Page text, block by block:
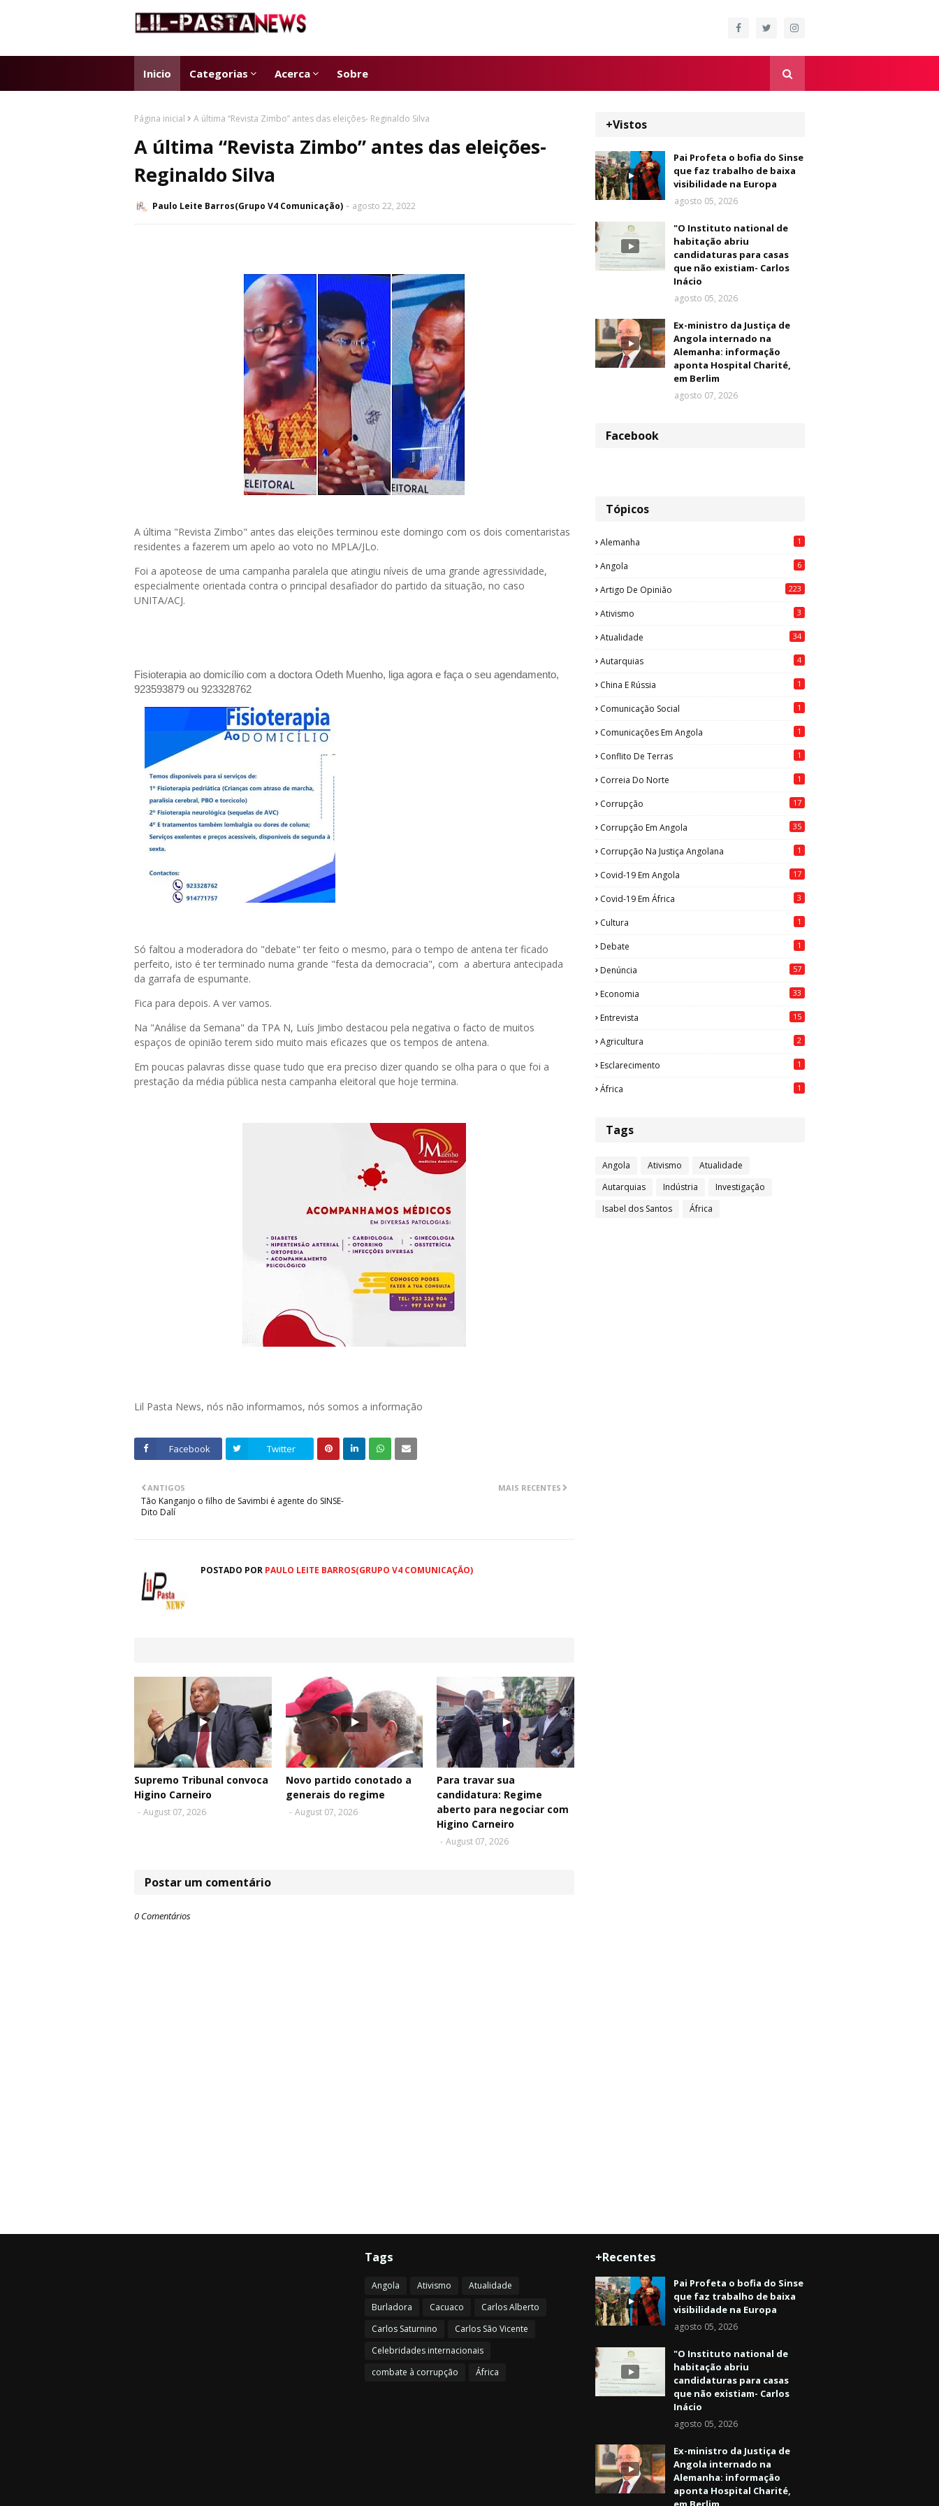
Inicio Categorias Acerca Sobre
Página inicial A última “Revista Zimbo” antes das eleições- Reginaldo Silva
A última “Revista Zimbo” antes das eleições-
Reginaldo Silva
Paulo Leite Barros(Grupo V4 Comunicação) agosto 22, 2022
A última "Revista Zimbo" antes das eleições terminou este domingo com os dois comentaristas
residentes a fazerem um apelo ao voto no MPLA/JLo.
Foi a apoteose de uma campanha paralela que atingiu níveis de uma grande agressividade,
especialmente orientada contra o principal desafiador do partido da situação, no caso
UNITA/ACJ.
Fisioterapia ao domicílio com a doctora Odeth Muenho, liga agora e faça o seu agendamento,
923593879 ou 923328762
Só faltou a moderadora do "debate" ter feito o mesmo, para o tempo de antena ter ficado
perfeito, isto é ter terminado numa grande "festa da democracia", com a abertura antecipada
da garrafa de espumante.
Fica para depois. A ver vamos.
Na "Análise da Semana" da TPA N, Luís Jimbo destacou pela negativa o facto de muitos
espaços de opinião terem sido muito mais eficazes que os tempos de antena.
Em poucas palavras disse quase tudo que era preciso dizer quando se olha para o que foi a
prestação da média pública nesta campanha eleitoral que hoje termina.
Lil Pasta News, nós não informamos, nós somos a informação
Facebook Twitter
MAIS RECENTES
ANTIGOS
Tão Kanganjo o filho de Savimbi é agente do SINSE-
Dito Dalí
POSTADO POR PAULO LEITE BARROS(GRUPO V4 COMUNICAÇÃO)
Supremo Tribunal convoca
Higino Carneiro
- August 07, 2026
Novo partido conotado a
generais do regime
- August 07, 2026
Para travar sua
candidatura: Regime
aberto para negociar com
Higino Carneiro
- August 07, 2026
Postar um comentário
0 Comentários
+Vistos
Pai Profeta o bofia do Sinse
que faz trabalho de baixa
visibilidade na Europa
agosto 05, 2026
"O Instituto national de
habitação abriu
candidaturas para casas
que não existiam- Carlos
Inácio
agosto 05, 2026
Ex-ministro da Justiça de
Angola internado na
Alemanha: informação
aponta Hospital Charité,
em Berlim
agosto 07, 2026
Facebook
Tópicos
Alemanha 1
Angola 6
Artigo De Opinião 223
Ativismo 3
Atualidade 34
Autarquias 4
China E Rússia 1
Comunicação Social 1
Comunicações Em Angola 1
Conflito De Terras 1
Correia Do Norte 1
Corrupção 17
Corrupção Em Angola 35
Corrupção Na Justiça Angolana 1
Covid-19 Em Angola 17
Covid-19 Em África 3
Cultura 1
Debate 1
Denúncia 57
Economia 33
Entrevista 15
Agricultura 2
Esclarecimento 1
África 1
Tags
Angola Ativismo
Atualidade
Autarquias
Indústria
Investigação
Isabel dos Santos
África
Tags
Angola Ativismo
Atualidade
Burladora
Cacuaco
Carlos Alberto
Carlos Saturnino
Carlos São Vicente
Celebridades internacionais
combate à corrupção
África
+Recentes
Pai Profeta o bofia do Sinse
que faz trabalho de baixa
visibilidade na Europa
agosto 05, 2026
"O Instituto national de
habitação abriu
candidaturas para casas
que não existiam- Carlos
Inácio
agosto 05, 2026
Ex-ministro da Justiça de
Angola internado na
Alemanha: informação
aponta Hospital Charité,